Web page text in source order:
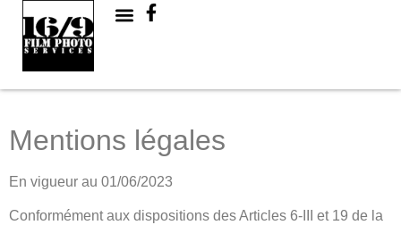
Mentions légales
En vigueur au 01/06/2023
Conformément aux dispositions des Articles 6-III et 19 de la